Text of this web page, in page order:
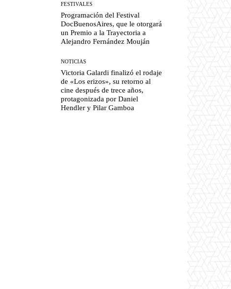
FESTIVALES
Programación del Festival
DocBuenosAires, que le otorgará
un Premio a la Trayectoria a
Alejandro Fernández Mouján
NOTICIAS
Victoria Galardi finalizó el rodaje
de «Los erizos», su retorno al
cine después de trece años,
protagonizada por Daniel
Hendler y Pilar Gamboa